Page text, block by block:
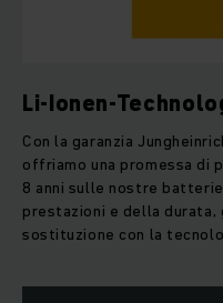
Li-Ionen-
Con la garanzia
offriamo una promessa di
8 anni sulle nostre
prestazioni e della durata,
sostituzione con la